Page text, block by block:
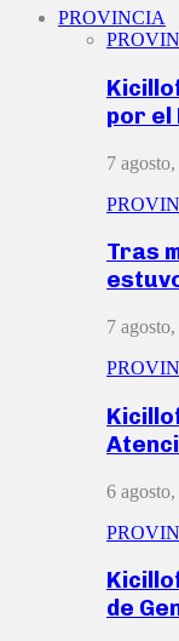
PROVINCIA
por el
7
Tras
7
6
de